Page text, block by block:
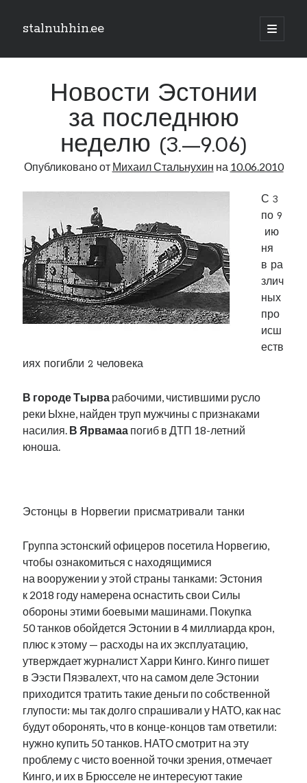
stalnuhhin.ee
отрыть
Боковая
панель
Рубрики
В мире
Личное
Нарва и северо-восток
Обзор прессы
Образование
Парламент и правительство
Фотографии
Юмор
Метки
radio narva
в поисках здравого смысла выборы высказывание
катри райк кая каллас книга маська нарва
нацменьшинства образование обучение эстонскому
памятники парад клоунов парламент партия поводырь
подкаст потеряны данные пресса программа
рийгикогу россия русский роман
русскоязычное образование сми ссср стенограмма
т.х. ильвес танк фотоотчет экономика экономика эстонии
эстония эстонский язык
Михаил Стальнухин:
mstalnuhhin@gmail.com
Новости Эстонии
за последнюю
неделю (3.—9.06)
Опубликовано от Михаил Стальнухин на 10.06.2010
С 3
по 9
ию
ня
в ра
злич
ных
про
исш
еств
иях погибли 2 человека
В городе Тырва рабочими, чистившими русло
реки Ыхне, найден труп мужчины с признаками
насилия. В Ярвамаа погиб в ДТП 18-летний
юноша.
Эстонцы в Норвегии присматривали танки
Группа эстонский офицеров посетила Норвегию,
чтобы ознакомиться с находящимися
на вооружении у этой страны танками: Эстония
к 2018 году намерена оснастить свои Силы
обороны этими боевыми машинами. Покупка
50 танков обойдется Эстонии в 4 миллиарда крон,
плюс к этому — расходы на их эксплуатацию,
утверждает журналист Харри Кинго. Кинго пишет
в Ээсти Пяэвалехт, что на самом деле Эстонии
приходится тратить такие деньги по собственной
глупости: мы так долго спрашивали у НАТО, как нас
будут оборонять, что в конце-концов там ответили:
нужно купить 50 танков. НАТО смотрит на эту
проблему с чисто военной точки зрения, отмечает
Кинго, и их в Брюсселе не интересуют такие